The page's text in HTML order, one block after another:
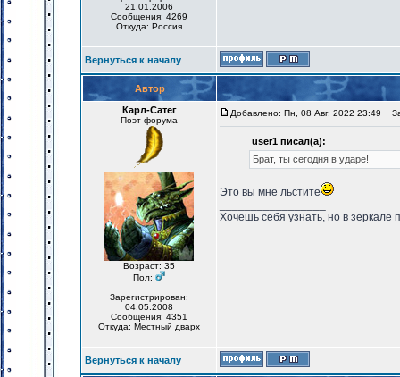
21.01.2006
Сообщения: 4269
Откуда: Россия
Вернуться к началу
Автор
Карл-Сатег
Поэт форума
Возраст: 35
Пол:
Зарегистрирован:
04.05.2008
Сообщения: 4351
Откуда: Местный дварх
Добавлено: Пн, 08 Авг, 2022 23:49
user1 писал(а):
Брат, ты сегодня в ударе!
Это вы мне льстите
Хочешь себя узнать, но в зеркале
Вернуться к началу